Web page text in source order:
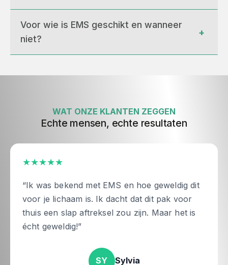
Voor wie is EMS geschikt en wanneer
niet?
+
WAT ONZE KLANTEN ZEGGEN
Echte mensen, echte resultaten
★★★★★
“Ik was bekend met EMS en hoe geweldig dit
voor je lichaam is. Ik dacht dat dit pak voor
thuis een slap aftreksel zou zijn. Maar het is
écht geweldig!”
SY Sylvia